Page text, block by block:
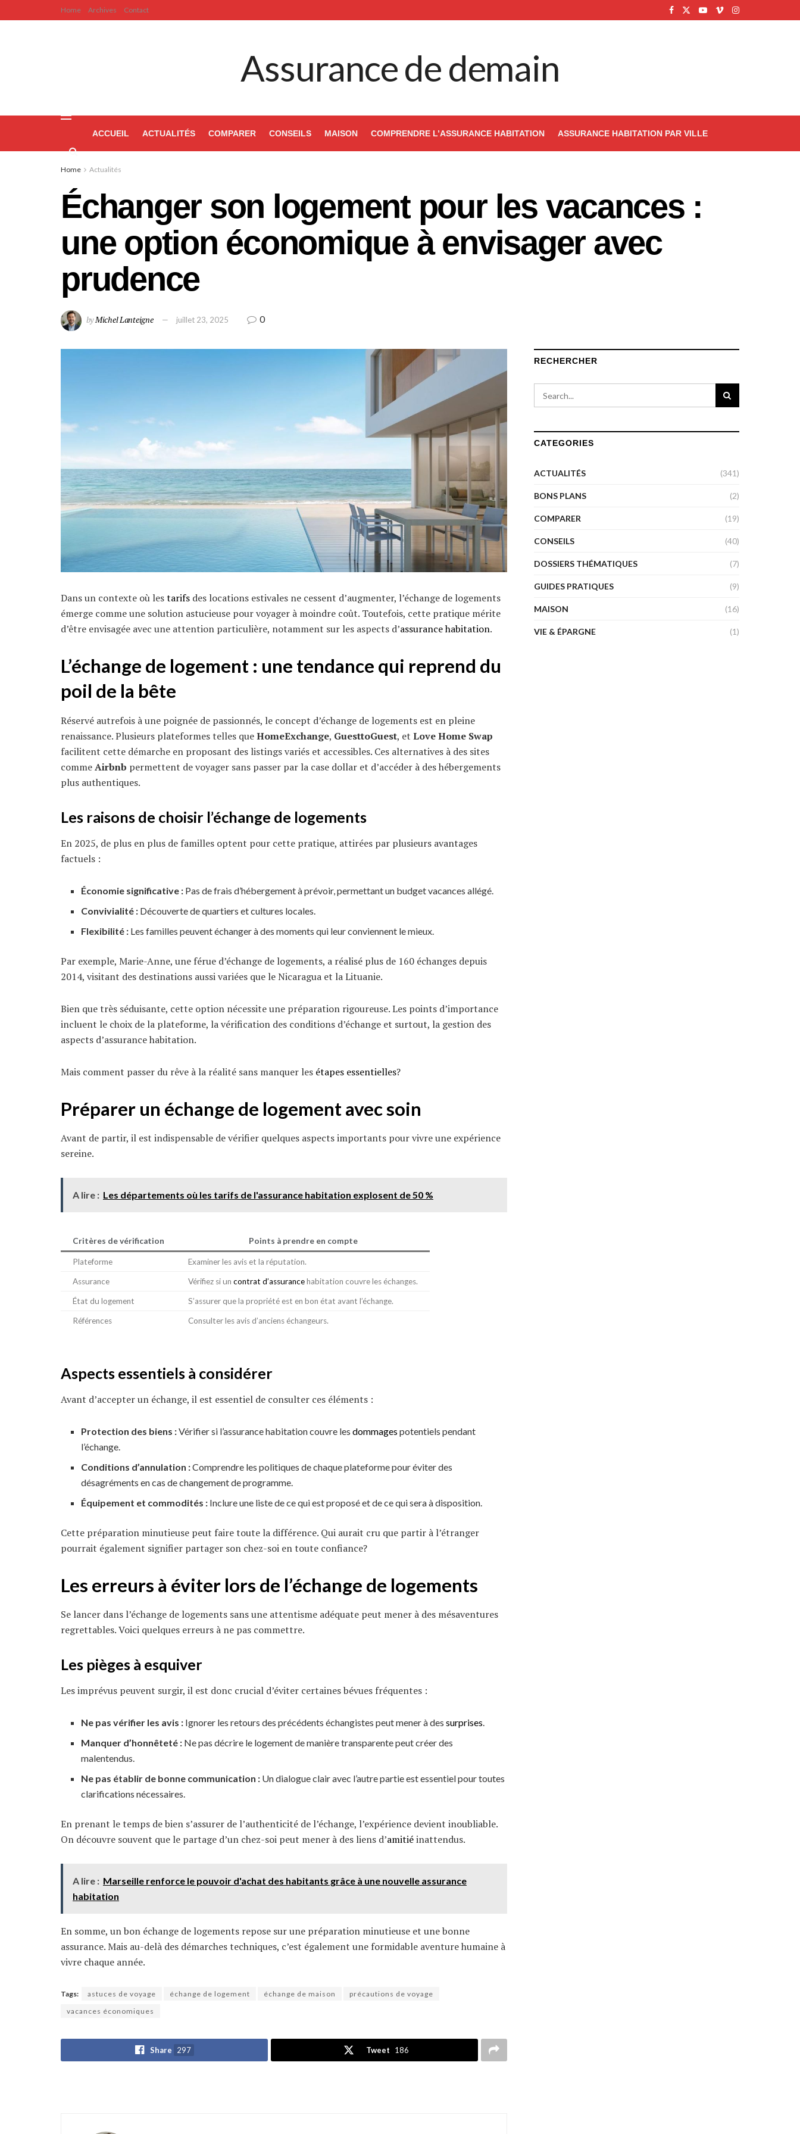
Home Archives Contact
Assurance de demain
ACCUEIL ACTUALITÉS COMPARER CONSEILS MAISON COMPRENDRE L’ASSURANCE HABITATION ASSURANCE HABITATION PAR VILLE
Home Actualités
Échanger son logement pour les vacances :
une option économique à envisager avec
prudence
byMichel Lanteigne juillet 23, 2025 0
Dans un contexte où lestarifs des locations estivales ne cessent d’augmenter, l’échange de logements
émerge comme une solution astucieuse pour voyager à moindre coût. Toutefois, cette pratique mérite
d’être envisagée avec une attention particulière, notamment sur les aspects d’assurancehabitation.
L’échange de logement : une tendance qui reprend du
poil de la bête
Réservé autrefois à une poignée de passionnés, le concept d’échange de logements est en pleine
renaissance. Plusieurs plateformes telles queHomeExchange, GuesttoGuest, et Love Home Swap
facilitent cette démarche en proposant des listings variés et accessibles. Ces alternatives à des sites
commeAirbnb permettent de voyager sans passer par la case dollar et d’accéder à des hébergements
plus authentiques.
Les raisons de choisir l’échange de logements
En 2025, de plus en plus de familles optent pour cette pratique, attirées par plusieurs avantages
factuels :
Économie significative : Pas de frais d’hébergement à prévoir, permettant un budget vacances allégé.
Convivialité : Découverte de quartiers et cultures locales.
Flexibilité : Les familles peuvent échanger à des moments qui leur conviennent le mieux.
Par exemple, Marie-Anne, une férue d’échange de logements, a réalisé plus de 160 échanges depuis
2014, visitant des destinations aussi variées que le Nicaragua et la Lituanie.
Bien que très séduisante, cette option nécessite une préparation rigoureuse. Les points d’importance
incluent le choix de la plateforme, la vérification des conditions d’échange et surtout, la gestion des
aspects d’assurance habitation.
Mais comment passer du rêve à la réalité sans manquer les étapes essentielles?
Préparer un échange de logement avec soin
Avant de partir, il est indispensable de vérifier quelques aspects importants pour vivre une expérience
sereine.
A lire : Les départements où les tarifs de l'assurance habitation explosent de 50 %
Critères de vérification Points à prendre en compte
Plateforme Examiner les avis et la réputation.
Assurance Vérifiez si un contrat d’assurancehabitation couvre les échanges.
État du logement S’assurer que la propriété est en bon état avant l’échange.
Références Consulter les avis d’anciens échangeurs.
Aspects essentiels à considérer
Avant d’accepter un échange, il est essentiel de consulter ces éléments :
Protection des biens :Vérifier si l’assurance habitation couvre lesdommages potentiels pendant
l’échange.
Conditions d’annulation :Comprendre les politiques de chaque plateforme pour éviter des
désagréments en cas de changement de programme.
Équipement et commodités : Inclure une liste de ce qui est proposé et de ce qui sera à disposition.
Cette préparation minutieuse peut faire toute la différence. Qui aurait cru que partir à l’étranger
pourrait également signifier partager son chez-soi en toute confiance?
Les erreurs à éviter lors de l’échange de logements
Se lancer dans l’échange de logements sans une attentisme adéquate peut mener à des mésaventures
regrettables. Voici quelques erreurs à ne pas commettre.
Les pièges à esquiver
Les imprévus peuvent surgir, il est donc crucial d’éviter certaines bévues fréquentes :
Ne pas vérifier les avis : Ignorer les retours des précédents échangistes peut mener à dessurprises
Manquer d’honnêteté : Ne pas décrire le logement de manière transparente peut créer des
malentendus.
Ne pas établir de bonne communication : Un dialogue clair avec l’autre partie est essentiel pour toutes
clarifications nécessaires.
En prenant le temps de bien s’assurer de l’authenticité de l’échange, l’expérience devient inoubliable.
On découvre souvent que le partage d’un chez-soi peut mener à des liens d’amitiéinattendus.
A lire : Marseille renforce le pouvoir d'achat des habitants grâce à une nouvelle assurance
habitation
En somme, un bon échange de logements repose sur une préparation minutieuse et une bonne
assurance. Mais au-delà des démarches techniques, c’est également une formidable aventure humaine à
vivre chaque année.
Tags: astuces de voyage échange de logement échange de maison
précautions de voyage
vacances économiques
Share 297 Tweet 186
RECHERCHER
CATEGORIES
ACTUALITÉS (341)
BONS PLANS (2)
COMPARER (19)
CONSEILS (40)
DOSSIERS THÉMATIQUES (7)
GUIDES PRATIQUES (9)
MAISON (16)
VIE & ÉPARGNE (1)